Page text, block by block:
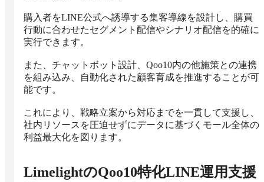
購入者をLINE公式へ誘導する集客導線を設計し、購買
行動に合わせたセグメント配信やシナリオ配信を的確に
実行できます。
また、チャットボット設計、Qoo10内の他施策との連携
を組み込み、自動化された顧客育成を推進することが可
能です。
これにより、戦略立案から対応までを一貫して支援し、
社内リソースを圧迫せずにデータに基づくモール全体の
利益最大化を図ります。
LimelightのQoo10特化LINE運用支援